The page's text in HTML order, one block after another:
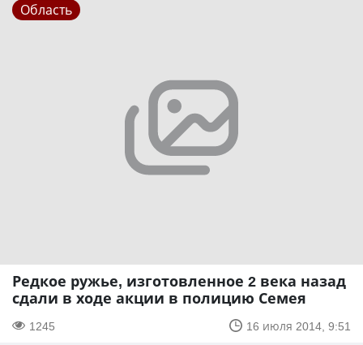
Область
Редкое ружье, изготовленное 2 века назад
сдали в ходе акции в полицию Семея
1245 16 июля 2014, 9:51